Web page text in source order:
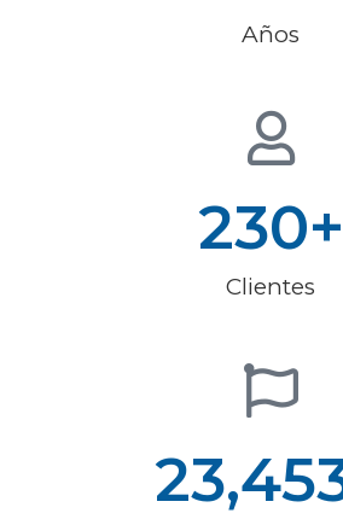
Años
230+
Clientes